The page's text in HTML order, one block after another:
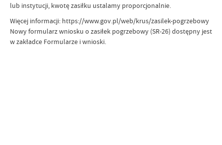
lub instytucji, kwotę zasiłku ustalamy proporcjonalnie.
Więcej informacji: https://www.gov.pl/web/krus/zasilek-pogrzebowy
Nowy formularz wniosku o zasiłek pogrzebowy (SR-26) dostępny jest
w zakładce Formularze i wnioski.